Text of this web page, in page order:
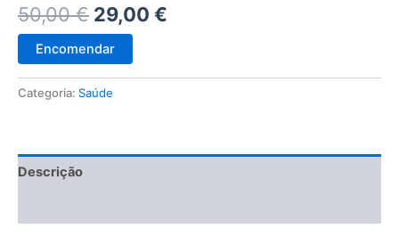
com 4.67
em 5 com
base em
classificações
de
50,00€ O
preço
original
29,00 €
atual
Encomendar
Categoria: Saúde
Descrição